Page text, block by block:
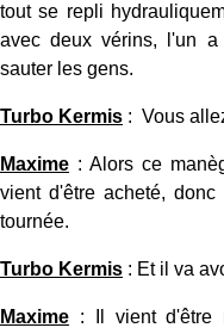
tout se repli
avec deux vérins, l'un
sauter les gens.
Turbo Kermis : Vous
Maxime : Alors ce
vient d'être acheté,
tournée.
Turbo Kermis : Et il va
Maxime : Il vient d'être